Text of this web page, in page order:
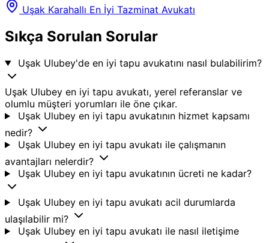
Uşak Karahallı En İyi Tazminat Avukatı
Sıkça Sorulan Sorular
Uşak Ulubey'de en iyi tapu avukatını nasıl bulabilirim?
Uşak Ulubey en iyi tapu avukatı, yerel referanslar ve
olumlu müşteri yorumları ile öne çıkar.
Uşak Ulubey en iyi tapu avukatının hizmet kapsamı
nedir?
Uşak Ulubey en iyi tapu avukatı ile çalışmanın
avantajları nelerdir?
Uşak Ulubey en iyi tapu avukatının ücreti ne kadar?
Uşak Ulubey en iyi tapu avukatı acil durumlarda
ulaşılabilir mi?
Uşak Ulubey en iyi tapu avukatı ile nasıl iletişime